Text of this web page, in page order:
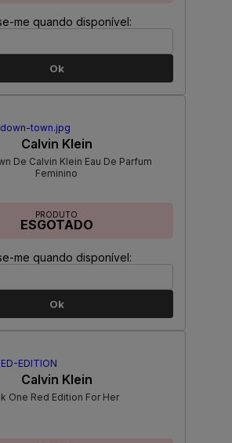
me quando disponível:
Ok
Calvin Klein
De Calvin Klein Eau De Parfum
Feminino
PRODUTO
ESGOTADO
me quando disponível:
Ok
Calvin Klein
One Red Edition For Her